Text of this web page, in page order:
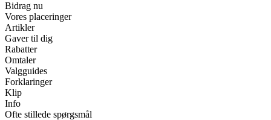
Bidrag nu
Vores placeringer
Artikler
Gaver til dig
Rabatter
Omtaler
Valgguides
Forklaringer
Klip
Info
Ofte stillede spørgsmål